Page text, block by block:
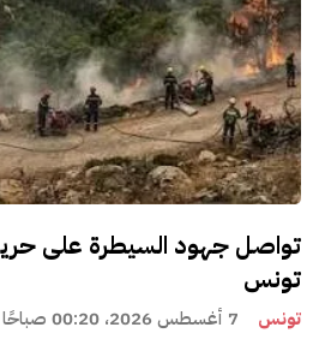
تواصل جهود السيطرة على
تونس
تونس 7 أغسطس 2026، 00:20 صباحًا